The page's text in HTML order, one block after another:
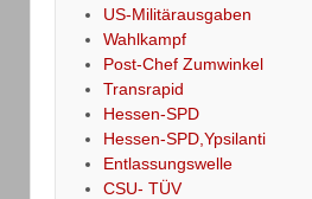
US-Militärausgaben
Wahlkampf
Post-Chef Zumwinkel
Transrapid
Hessen-SPD
Hessen-SPD,Ypsilanti
Entlassungswelle
CSU- TÜV